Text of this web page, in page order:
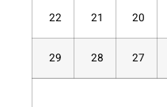
20
21
22
27
28
29